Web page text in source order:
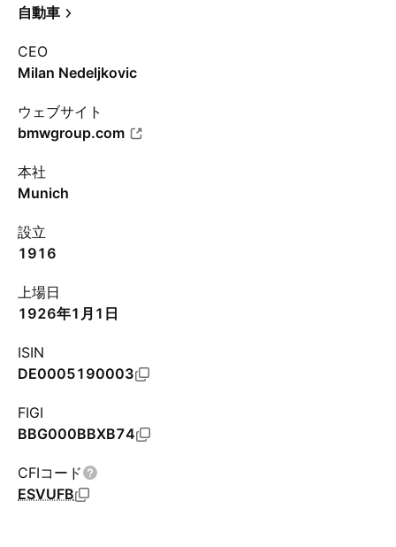
自動車
CEO
Milan Nedeljkovic
ウェブサイト
bmwgroup.com
本社
Munich
設立
1916
上場日
1926年1月1日
ISIN
DE0005190003
FIGI
BBG000BBXB74
CFIコード
ESVUFB